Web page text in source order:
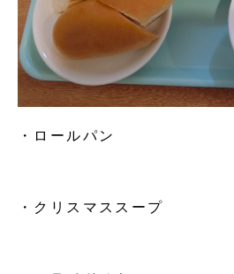
・ロールパン
・クリスマススープ